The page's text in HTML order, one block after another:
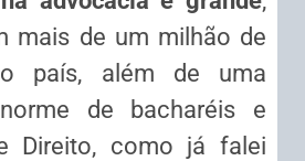
mais de um milhão de
país, além de uma
de bacharéis e
Direito, como já falei